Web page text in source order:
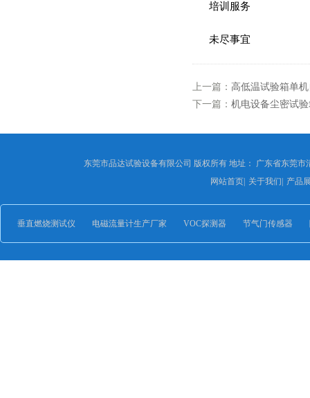
培训服务
未尽事宜
上一篇： 高低温试验箱单
下一篇： 机电设备尘密试
东莞市品达试验设备有限公司 版权所有 地址： 广东省东莞
网站首页| 关于我们 产品
垂直燃烧测试仪 电磁流量计生产厂家 VOC探测器 节气门传感器